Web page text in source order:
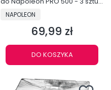
- 62023
PRODUCENT
NAPOLEON
Cena
69,99 zł
DO KOSZYKA